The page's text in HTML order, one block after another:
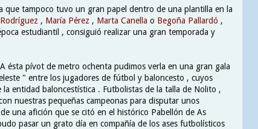
que tampoco tuvo un gran papel dentro de una plantilla en la
, María Pérez , Marta Canella o Begoña Pallardó ,
estudiantil , consiguió realizar una gran temporada y
ésta pívot de metro ochenta pudimos verla en una gran gala
" entre los jugadores de fútbol y baloncesto , cuyos
entidad baloncestística . Futbolistas de la talla de Nolito ,
nuestras pequeñas campeonas para disputar unos
una afición que se citó en el histórico Pabellón de As
pasar un grato día en compañía de los ases futbolísticos